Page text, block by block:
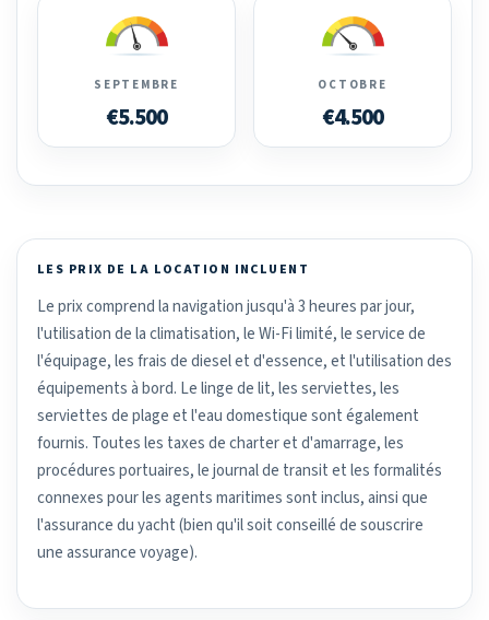
SEPTEMBRE
€5.500
OCTOBRE
€4.500
LES PRIX DE LA LOCATION INCLUENT
Le prix comprend la navigation jusqu'à 3 heures par jour,
l'utilisation de la climatisation, le Wi-Fi limité, le service de
l'équipage, les frais de diesel et d'essence, et l'utilisation des
équipements à bord. Le linge de lit, les serviettes, les
serviettes de plage et l'eau domestique sont également
fournis. Toutes les taxes de charter et d'amarrage, les
procédures portuaires, le journal de transit et les formalités
connexes pour les agents maritimes sont inclus, ainsi que
l'assurance du yacht (bien qu'il soit conseillé de souscrire
une assurance voyage).